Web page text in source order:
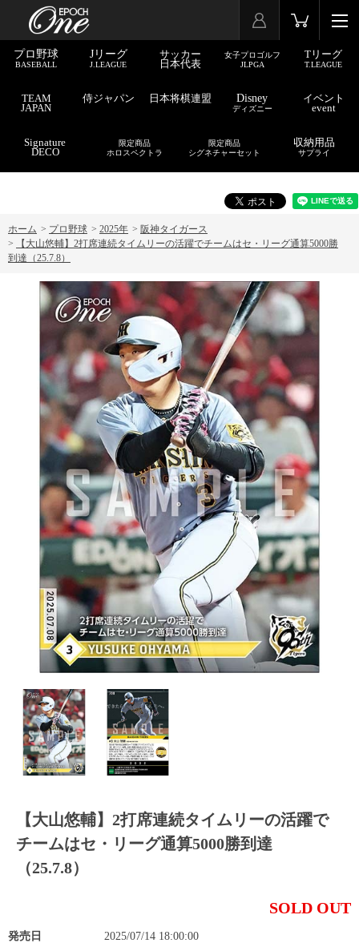
プロ野球
BASEBALL
Jリーグ
J.LEAGUE
サッカー
日本代表
女子プロゴルフ
JLPGA
Tリーグ
T.LEAGUE
TEAM
JAPAN
侍ジャパン 日本将棋連盟 Disney
ディズニー
イベント
event
Signature
DECO
限定商品
ホロスペクトラ
限定商品
シグネチャーセット
収納用品
サプライ
ホーム > プロ野球 > 2025年 > 阪神タイガース
>
【大山悠輔】2打席連続タイムリーの活躍でチームはセ・リーグ通算5000勝
到達（25.7.8）
【大山悠輔】2打席連続タイムリーの活躍で
チームはセ・リーグ通算5000勝到達
（25.7.8）
SOLD OUT
発売日 2025/07/14 18:00:00